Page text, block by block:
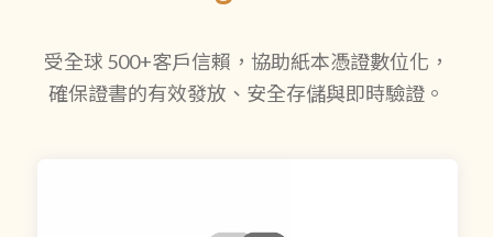
受全球 500+客戶信賴，協助紙本憑證數位化，
確保證書的有效發放、安全存儲與即時驗證。